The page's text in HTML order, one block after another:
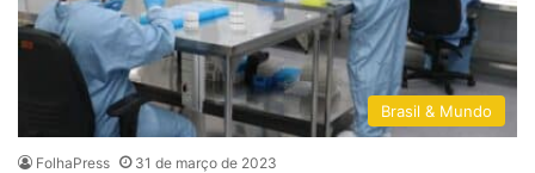
Brasil & Mundo
FolhaPress 31 de março de 2023